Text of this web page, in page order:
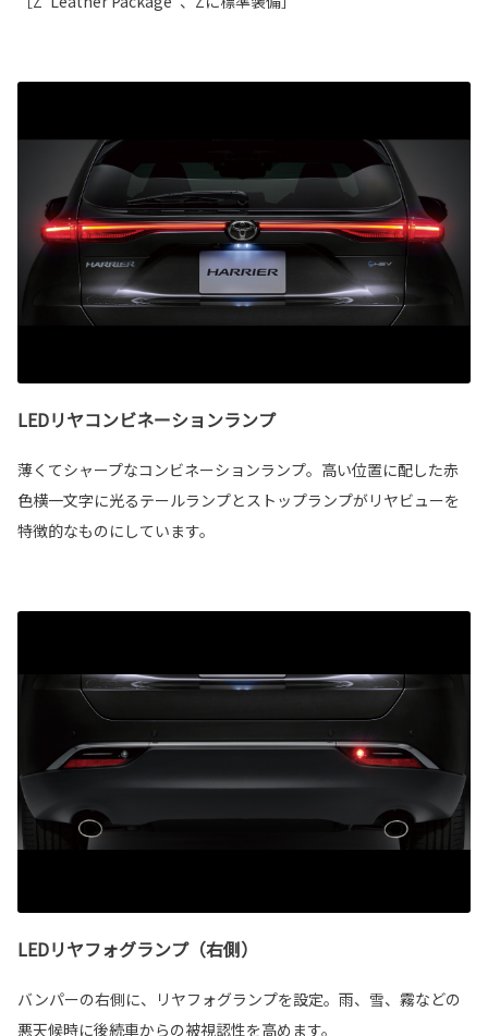
LEDリヤコンビネーションランプ
薄くてシャープなコンビネーションランプ。高い位置に配した赤
色横一文字に光るテールランプとストップランプがリヤビューを
特徴的なものにしています。
LEDリヤフォグランプ（右側）
バンパーの右側に、リヤフォグランプを設定。雨、雪、霧などの
悪天候時に後続車からの被視認性を高めます。